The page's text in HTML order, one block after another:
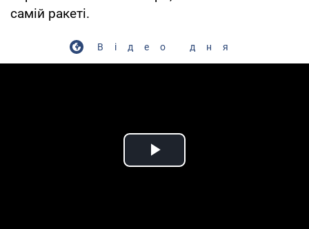
самій ракеті.
Відео дня
Play Video